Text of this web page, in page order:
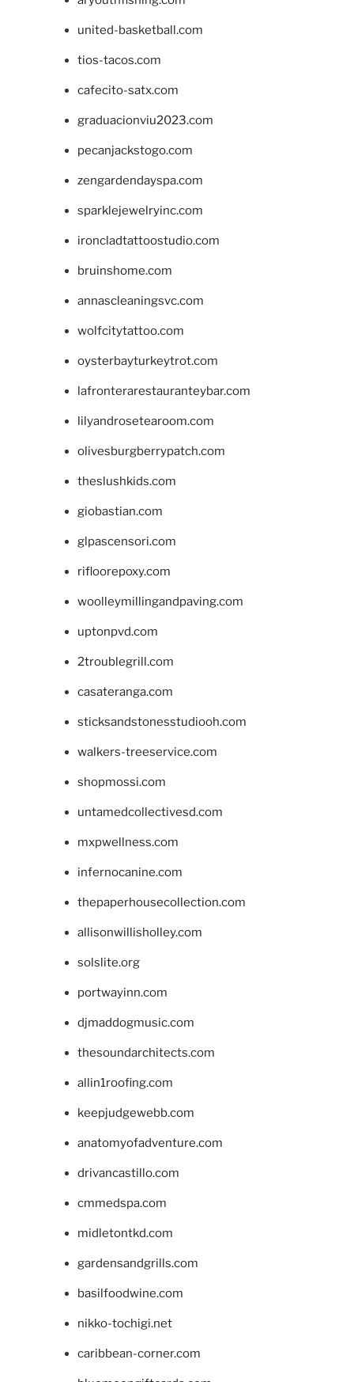
united-basketball.com
tios-tacos.com
cafecito-satx.com
graduacionviu2023.com
pecanjackstogo.com
zengardendayspa.com
sparklejewelryinc.com
ironcladtattoostudio.com
bruinshome.com
annascleaningsvc.com
wolfcitytattoo.com
oysterbayturkeytrot.com
lafronterarestauranteybar.com
lilyandrosetearoom.com
olivesburgberrypatch.com
theslushkids.com
giobastian.com
glpascensori.com
rifloorepoxy.com
woolleymillingandpaving.com
uptonpvd.com
2troublegrill.com
casateranga.com
sticksandstonesstudiooh.com
walkers-treeservice.com
shopmossi.com
untamedcollectivesd.com
mxpwellness.com
infernocanine.com
thepaperhousecollection.com
allisonwillisholley.com
solslite.org
portwayinn.com
djmaddogmusic.com
thesoundarchitects.com
allin1roofing.com
keepjudgewebb.com
anatomyofadventure.com
drivancastillo.com
cmmedspa.com
midletontkd.com
gardensandgrills.com
basilfoodwine.com
nikko-tochigi.net
caribbean-corner.com